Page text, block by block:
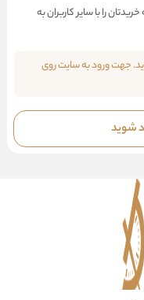
را با سایر کاربران به
جهت ورود به سایت روی
شوید